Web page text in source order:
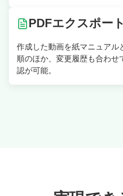
PDFエクスポート
作成した動画を紙マニュアル
順のほか、変更履歴も合わせ
認が可能。